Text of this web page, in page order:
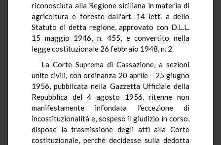
riconosciuta alla Regione siciliana in materia di
agricoltura e foreste dall'art. 14 lett. a dello
Statuto di detta regione, approvato con D.L.L.
15 maggio 1946, n. 455, e convertito nella
legge costituzionale 26 febbraio 1948, n. 2.
La Corte Suprema di Cassazione, a sezioni
unite civili, con ordinanza 20 aprile - 25 giugno
1956, pubblicata nella Gazzetta Ufficiale della
Repubblica del 4 agosto 1956, ritenne non
manifestamente infondata l'eccezione di
incostituzionalità e, sospeso il giudizio in corso,
dispose la trasmissione degli atti alla Corte
costituzionale, perché decidesse sulla dedotta